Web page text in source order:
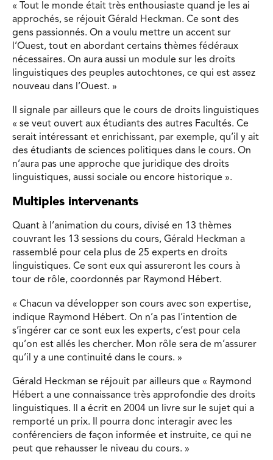
« Tout le monde était très enthousiaste quand je les ai
approchés, se réjouit Gérald Heckman. Ce sont des
gens passionnés. On a voulu mettre un accent sur
l’Ouest, tout en abordant certains thèmes fédéraux
nécessaires. On aura aussi un module sur les droits
linguistiques des peuples autochtones, ce qui est assez
nouveau dans l’Ouest. »
Il signale par ailleurs que le cours de droits linguistiques
« se veut ouvert aux étudiants des autres Facultés. Ce
serait intéressant et enrichissant, par exemple, qu’il y ait
des étudiants de sciences politiques dans le cours. On
n’aura pas une approche que juridique des droits
linguistiques, aussi sociale ou encore historique ».
Multiples intervenants
Quant à l’animation du cours, divisé en 13 thèmes
couvrant les 13 sessions du cours, Gérald Heckman a
rassemblé pour cela plus de 25 experts en droits
linguistiques. Ce sont eux qui assureront les cours à
tour de rôle, coordonnés par Raymond Hébert.
« Chacun va développer son cours avec son expertise,
indique Raymond Hébert. On n’a pas l’intention de
s’ingérer car ce sont eux les experts, c’est pour cela
qu’on est allés les chercher. Mon rôle sera de m’assurer
qu’il y a une continuité dans le cours. »
Gérald Heckman se réjouit par ailleurs que « Raymond
Hébert a une connaissance très approfondie des droits
linguistiques. Il a écrit en 2004 un livre sur le sujet qui a
remporté un prix. Il pourra donc interagir avec les
conférenciers de façon informée et instruite, ce qui ne
peut que rehausser le niveau du cours. »